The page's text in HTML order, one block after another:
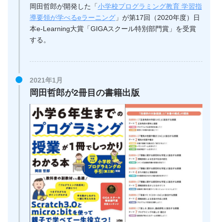
岡田哲郎が開発した「小学校プログラミング教育 学習指
導要領が学べるeラーニング」が第17回（2020年度）日
本e-Learning大賞「GIGAスクール特別部門賞」を受賞
する。
2021年1月
岡田哲郎が2冊目の書籍出版